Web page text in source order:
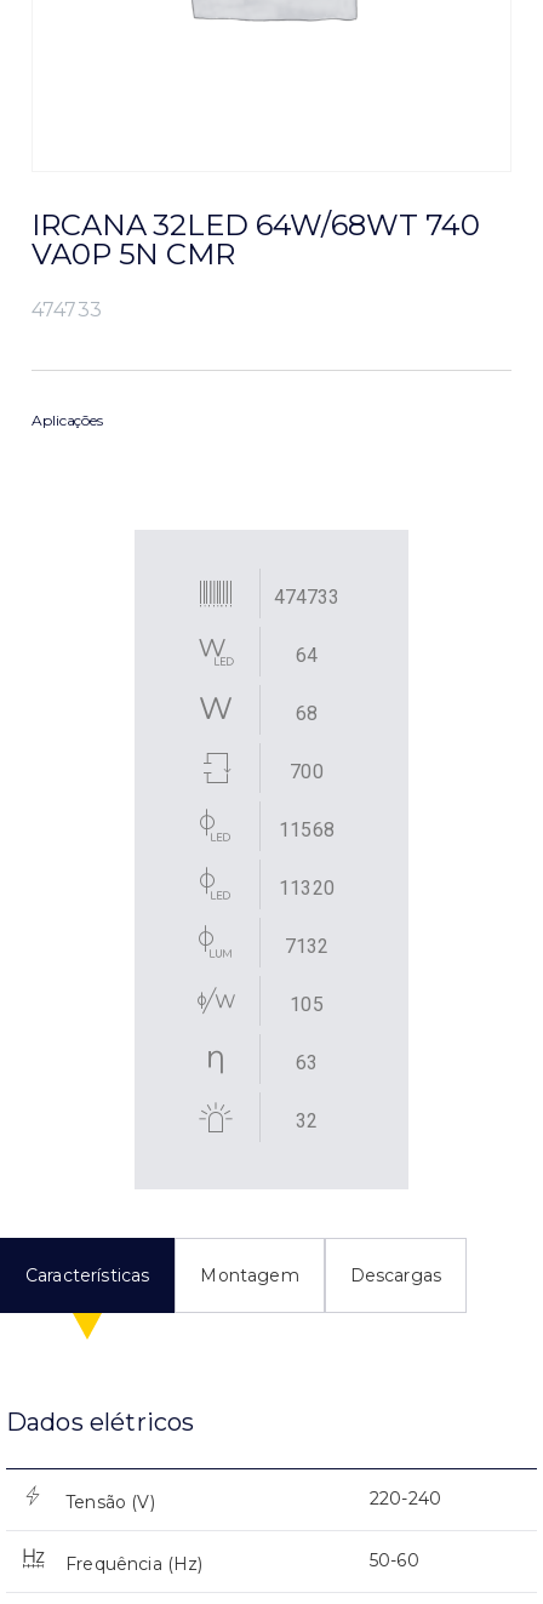
IRCANA 32LED 64W/68WT 740
VA0P 5N CMR
474733
Aplicações
474733
64
68
700
11568
11320
7132
105
63
32
Características Montagem Descargas
Dados elétricos
Tensão (V) 220-240
Frequência (Hz) 50-60